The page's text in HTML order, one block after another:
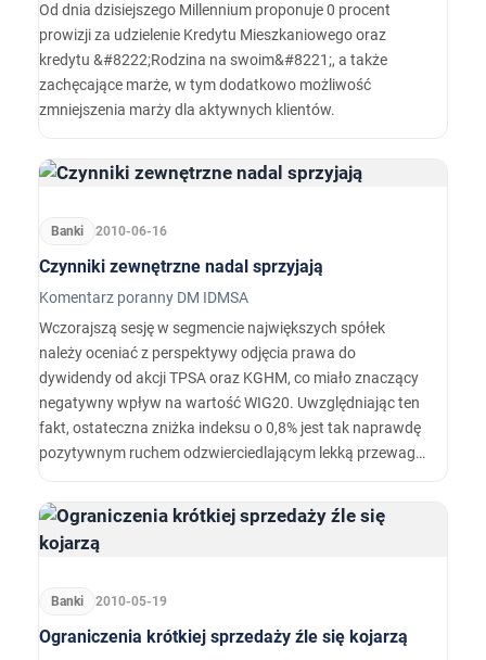
Od dnia dzisiejszego Millennium proponuje 0 procent
prowizji za udzielenie Kredytu Mieszkaniowego oraz
kredytu &#8222;Rodzina na swoim&#8221;, a także
zachęcające marże, w tym dodatkowo możliwość
zmniejszenia marży dla aktywnych klientów.
Banki 2010-06-16
Czynniki zewnętrzne nadal sprzyjają
Komentarz poranny DM IDMSA
Wczorajszą sesję w segmencie największych spółek
należy oceniać z perspektywy odjęcia prawa do
dywidendy od akcji TPSA oraz KGHM, co miało znaczący
negatywny wpływ na wartość WIG20. Uwzględniając ten
fakt, ostateczna zniżka indeksu o 0,8% jest tak naprawdę
pozytywnym ruchem odzwierciedlającym lekką przewagę
Banki 2010-05-19
Ograniczenia krótkiej sprzedaży źle się kojarzą